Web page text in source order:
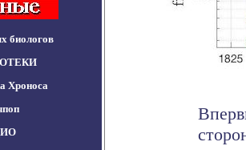
биологов
Хроноса